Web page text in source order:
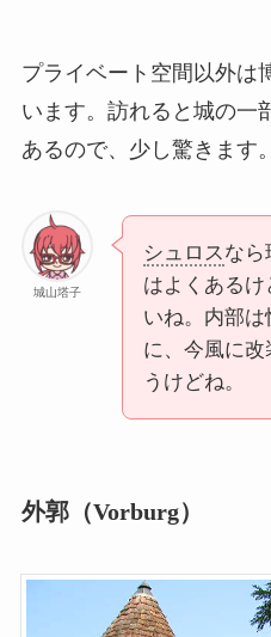
プライベート空間以外は
います。訪れると城の一
あるので、少し驚きます。
城山塔子
シュロスなら
はよくある
いね。内部は
に、今風に
うけどね。
外郭（Vorburg）